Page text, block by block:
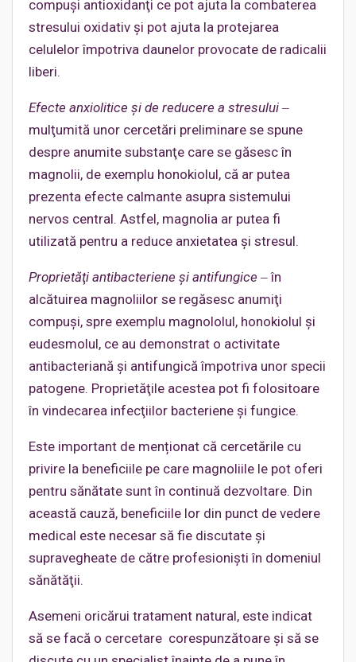
compuşi antioxidanţi ce pot ajuta la combaterea
stresului oxidativ şi pot ajuta la protejarea
celulelor împotriva daunelor provocate de radicalii
liberi.
Efecte anxiolitice şi de reducere a stresului ‒
mulţumită unor cercetări preliminare se spune
despre anumite substanţe care se găsesc în
magnolii, de exemplu honokiolul, că ar putea
prezenta efecte calmante asupra sistemului
nervos central. Astfel, magnolia ar putea fi
utilizată pentru a reduce anxietatea şi stresul.
Proprietăţi antibacteriene şi antifungice ‒ în
alcătuirea magnoliilor se regăsesc anumiţi
compuşi, spre exemplu magnololul, honokiolul şi
eudesmolul, ce au demonstrat o activitate
antibacteriană şi antifungică împotriva unor specii
patogene. Proprietăţile acestea pot fi folositoare
în vindecarea infecţiilor bacteriene şi fungice.
Este important de menționat că cercetările cu
privire la beneficiile pe care magnoliile le pot oferi
pentru sănătate sunt în continuă dezvoltare. Din
această cauză, beneficiile lor din punct de vedere
medical este necesar să fie discutate şi
supravegheate de către profesionişti în domeniul
sănătăţii.
Asemeni oricărui tratament natural, este indicat
să se facă o cercetare corespunzătoare şi să se